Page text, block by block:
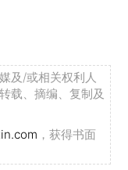
及/或相关权利人
载、摘编、复制及
，获得书面